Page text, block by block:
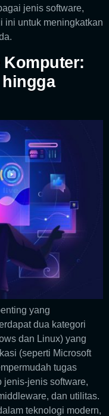
jenis software,
ini untuk meningkatkan
Komputer:
yang
dua kategori
dan Linux) yang
(seperti Microsoft
tugas
jenis-jenis software,
dan utilitas.
teknologi modern,